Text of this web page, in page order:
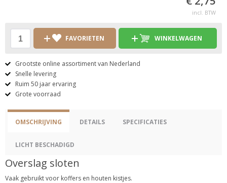
incl. BTW
FAVORIETEN WINKELWAGEN
Grootste online assortiment van Nederland
Snelle levering
Ruim 50 jaar ervaring
Grote voorraad
OMSCHRIJVING DETAILS SPECIFICATIES
LICHT BESCHADIGD
Overslag sloten
Vaak gebruikt voor koffers en houten kistjes.